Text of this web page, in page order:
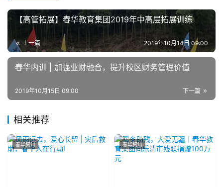
【高管拓展】春华教育集团2019年中高层拓展训练
上一篇 2019年10月14日 09:00
春华内训 | 加强业财融合，提升校区财务管理价值
下一篇
2019年10月15日 09:00
相关推荐
春华资讯 春华资讯